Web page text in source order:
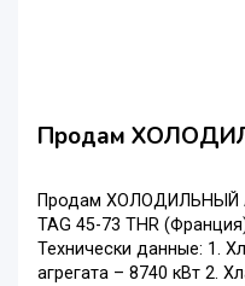
Продам
Продам ХОЛОДИЛЬНЫЙ
TAG 45-73 THR
Технически данные: 1.
агрегата – 8740 кВт 2.